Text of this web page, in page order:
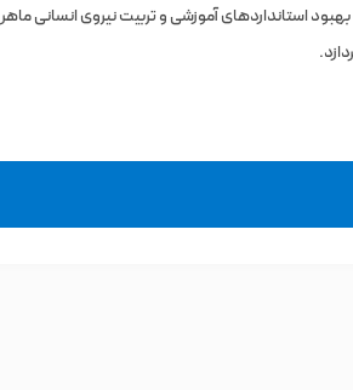
استانداردهای آموزشی و تربیت نیروی انسانی ماهر